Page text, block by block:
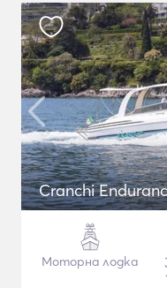
Cranchi
Моторна лодка